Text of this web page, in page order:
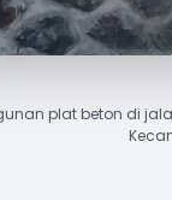
plat beton di